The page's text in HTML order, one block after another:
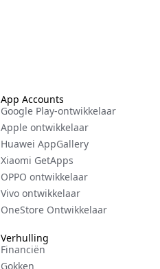
Verhulling
Financiën
Gokken
App Accounts
Google Play-ontwikkelaar
Apple ontwikkelaar
Huawei AppGallery
Xiaomi GetApps
OPPO ontwikkelaar
Vivo ontwikkelaar
OneStore Ontwikkelaar